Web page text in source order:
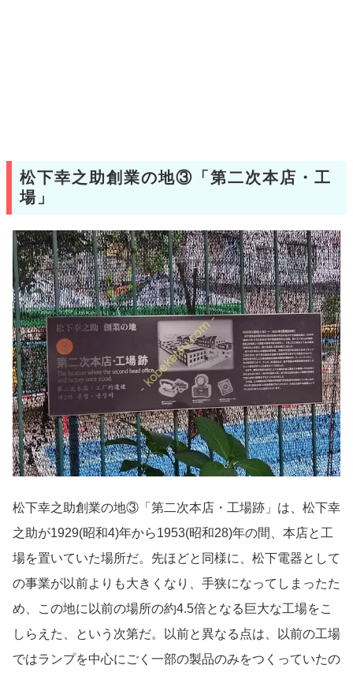
松下幸之助創業の地③「第二次本店・工
場」
松下幸之助創業の地③「第二次本店・工場跡」は、松下幸
之助が1929(昭和4)年から1953(昭和28)年の間、本店と工
場を置いていた場所だ。先ほどと同様に、松下電器として
の事業が以前よりも大きくなり、手狭になってしまったた
め、この地に以前の場所の約4.5倍となる巨大な工場をこ
しらえた、という次第だ。以前と異なる点は、以前の工場
ではランプを中心にごく一部の製品のみをつくっていたの